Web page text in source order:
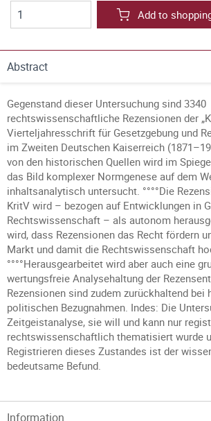
Add to
Abstract
Gegenstand dieser Untersuchung sind 3340
rechtswissenschaftliche Rezensionen der
Vierteljahresschrift für Gesetzgebung und
im Zweiten Deutschen Kaiserreich
von den historischen Quellen wird im
das Bild komplexer Normgenese auf dem
inhaltsanalytisch untersucht. °°°°Die
KritV wird – bezogen auf Entwicklungen in
Rechtswissenschaft – als autonom
wird, dass Rezensionen das Recht fördern
Markt und damit die Rechtswissenschaft
°°°°Herausgearbeitet wird aber auch eine
wertungsfreie Analysehaltung der
Rezensionen sind zudem zurückhaltend bei
politischen Bezugnahmen. Indes: Die
Zeitgeistanalyse, sie will und kann nur
rechtswissenschaftlich thematisiert wurde
Registrieren dieses Zustandes ist der
bedeutsame Befund.
Information